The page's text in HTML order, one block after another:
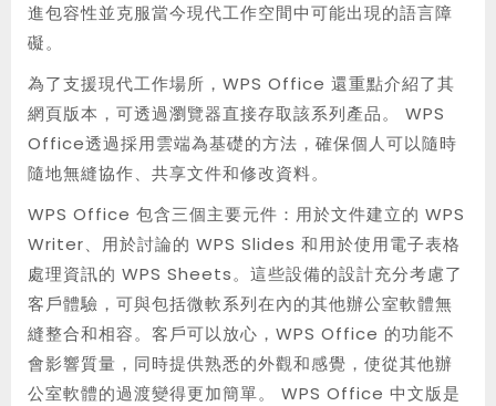
進包容性並克服當今現代工作空間中可能出現的語言障
礙。
為了支援現代工作場所，WPS Office 還重點介紹了其
網頁版本，可透過瀏覽器直接存取該系列產品。 WPS
Office透過採用雲端為基礎的方法，確保個人可以隨時
隨地無縫協作、共享文件和修改資料。
WPS Office 包含三個主要元件：用於文件建立的 WPS
Writer、用於討論的 WPS Slides 和用於使用電子表格
處理資訊的 WPS Sheets。這些設備的設計充分考慮了
客戶體驗，可與包括微軟系列在內的其他辦公室軟體無
縫整合和相容。客戶可以放心，WPS Office 的功能不
會影響質量，同時提供熟悉的外觀和感覺，使從其他辦
公室軟體的過渡變得更加簡單。 WPS Office 中文版是